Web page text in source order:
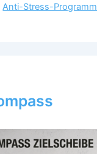
Anti-Stress-Programm